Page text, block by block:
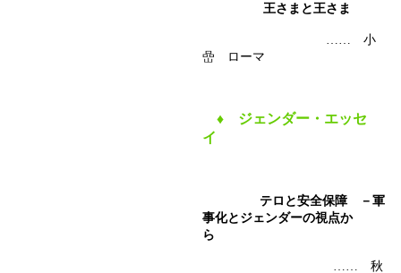
王さまと王さま
…… 小
嵒 ローマ
♦ ジェンダー・エッセ
イ
テロと安全保障 －軍
事化とジェンダーの視点か
ら
…… 秋